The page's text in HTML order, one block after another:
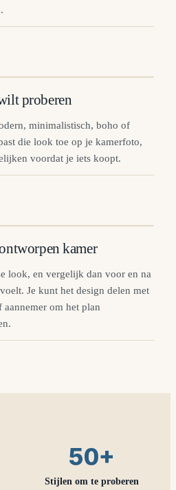
proberen
minimalistisch, boho of
die look toe op je kamerfoto,
voordat je iets koopt.
kamer
look, en vergelijk dan voor en na
Je kunt het design delen met
aannemer om het plan
50+
Stijlen om te proberen